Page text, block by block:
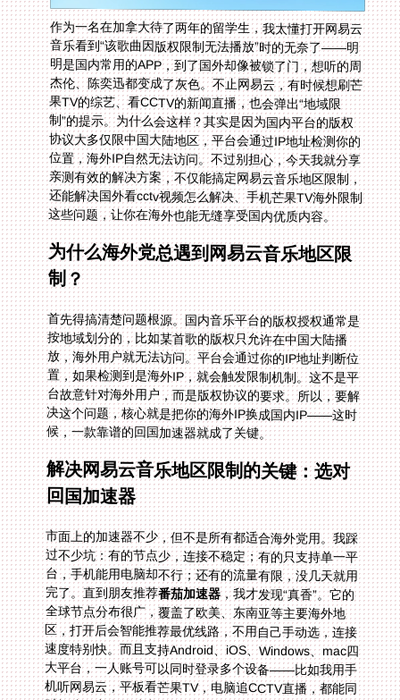
作为一名在加拿大待了两年的留学生，我太懂打开网易云
音乐看到“该歌曲因版权限制无法播放”时的无奈了——明
明是国内常用的APP，到了国外却像被锁了门，想听的周
杰伦、陈奕迅都变成了灰色。不止网易云，有时候想刷芒
果TV的综艺、看CCTV的新闻直播，也会弹出“地域限
制”的提示。为什么会这样？其实是因为国内平台的版权
协议大多仅限中国大陆地区，平台会通过IP地址检测你的
位置，海外IP自然无法访问。不过别担心，今天我就分享
亲测有效的解决方案，不仅能搞定网易云音乐地区限制，
还能解决国外看cctv视频怎么解决、手机芒果TV海外限制
这些问题，让你在海外也能无缝享受国内优质内容。
为什么海外党总遇到网易云音乐地区限
制？
首先得搞清楚问题根源。国内音乐平台的版权授权通常是
按地域划分的，比如某首歌的版权只允许在中国大陆播
放，海外用户就无法访问。平台会通过你的IP地址判断位
置，如果检测到是海外IP，就会触发限制机制。这不是平
台故意针对海外用户，而是版权协议的要求。所以，要解
决这个问题，核心就是把你的海外IP换成国内IP——这时
候，一款靠谱的回国加速器就成了关键。
解决网易云音乐地区限制的关键：选对
回国加速器
市面上的加速器不少，但不是所有都适合海外党用。我踩
过不少坑：有的节点少，连接不稳定；有的只支持单一平
台，手机能用电脑却不行；还有的流量有限，没几天就用
完了。直到朋友推荐番茄加速器，我才发现“真香”。它的
全球节点分布很广，覆盖了欧美、东南亚等主要海外地
区，打开后会智能推荐最优线路，不用自己手动选，连接
速度特别快。而且支持Android、iOS、Windows、mac四
大平台，一人账号可以同时登录多个设备——比如我用手
机听网易云，平板看芒果TV，电脑追CCTV直播，都能同